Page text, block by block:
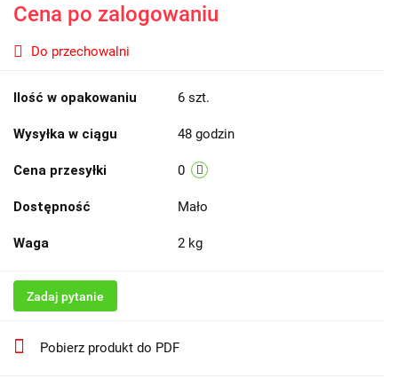
Cena po zalogowaniu
Do przechowalni
Ilość w opakowaniu 6 szt.
Wysyłka w ciągu 48 godzin
Cena przesyłki 0
Dostępność Mało
Waga 2 kg
Zadaj pytanie
Pobierz produkt do PDF